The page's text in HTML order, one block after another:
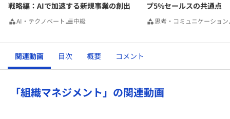
戦略編：AIで加速する新規事業の創出
AI・テクノベート 中級
プ5%セールスの共通点
思考・コミュニケーション
関連動画 目次 概要 コメント
「組織マネジメント」の関連動画